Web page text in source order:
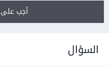
أجب
السؤال